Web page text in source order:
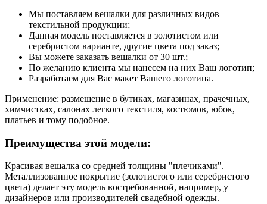
Мы поставляем вешалки для различных видов
текстильной продукции;
Данная модель поставляется в золотистом или
серебристом варианте, другие цвета под заказ;
Вы можете заказать вешалки от 30 шт.;
По желанию клиента мы нанесем на них Ваш логотип;
Разработаем для Вас макет Вашего логотипа.
Применение: размещение в бутиках, магазинах, прачечных,
химчистках, салонах легкого текстиля, костюмов, юбок,
платьев и тому подобное.
Преимущества этой модели:
Красивая вешалка со средней толщины "плечиками".
Металлизованное покрытие (золотистого или серебристого
цвета) делает эту модель востребованной, например, у
дизайнеров или производителей свадебной одежды.